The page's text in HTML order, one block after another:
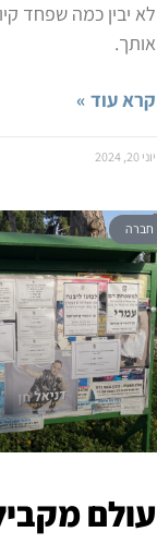
לא יבין כמה שפחד
אותך.
קרא עוד »
יוני 20, 2024
חברה
עולם